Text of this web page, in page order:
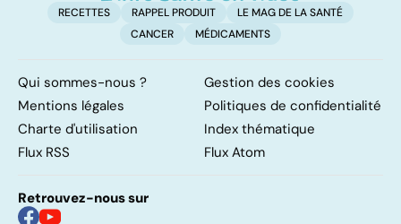
RECETTES RAPPEL PRODUIT
LE MAG DE LA SANTÉ
CANCER
MÉDICAMENTS
Qui sommes-nous ?
Gestion des cookies
Mentions légales
Politiques de confidentialité
Charte d'utilisation
Index thématique
Flux RSS
Flux Atom
Retrouvez-nous sur